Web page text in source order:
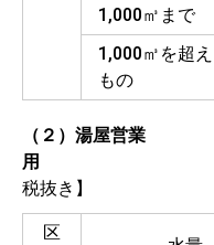
1,000㎥まで
1,000㎥を超
もの
（２）湯屋営業
税抜き】
区